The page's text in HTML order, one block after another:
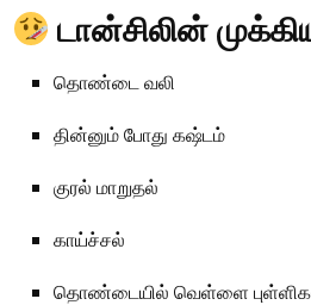
டான்சிலின்
தொண்டை வலி
தின்னும் போது கஷ்டம்
குரல் மாறுதல்
காய்ச்சல்
தொண்டையில் வெள்ளை